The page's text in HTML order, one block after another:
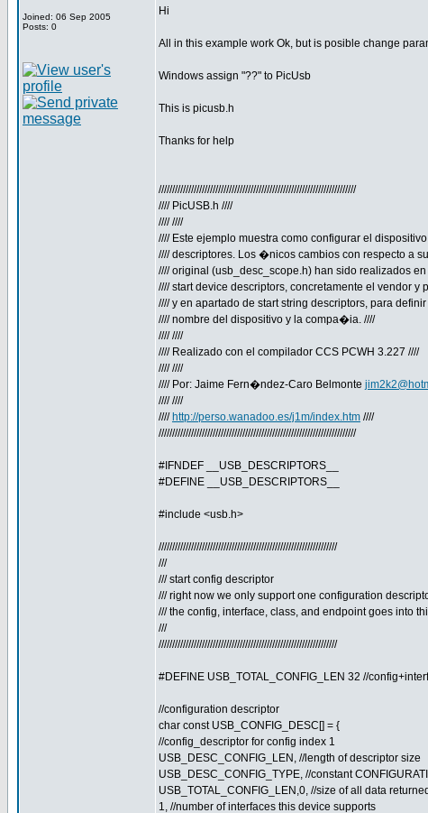
Joined: 06 Sep 2005
Posts: 0
Hi
All in this example work Ok, but is posible change
Windows assign "??" to PicUsb
This is picusb.h
Thanks for help
/////////////////////////////////////////////////////////////////////////
//// PicUSB.h ////
//// ////
//// Este ejemplo muestra como configurar el
//// descriptores. Los �nicos cambios con respecto a
//// original (usb_desc_scope.h) han sido realizados
//// start device descriptors, concretamente el vendor y
//// y en apartado de start string descriptors, para definir
//// nombre del dispositivo y la compa�ia. ////
//// ////
//// Realizado con el compilador CCS PCWH 3.227 ////
//// ////
//// Por: Jaime Fern�ndez-Caro Belmonte
//// ////
//// http://perso.wanadoo.es/j1m/index.htm ////
/////////////////////////////////////////////////////////////////////////
#IFNDEF __USB_DESCRIPTORS__
#DEFINE __USB_DESCRIPTORS__
#include <usb.h>
//////////////////////////////////////////////////////////////////
///
/// start config descriptor
/// right now we only support one configuration
/// the config, interface, class, and endpoint goes into
///
//////////////////////////////////////////////////////////////////
#DEFINE USB_TOTAL_CONFIG_LEN 32 //
//configuration descriptor
char const USB_CONFIG_DESC[] = {
//config_descriptor for config index 1
USB_DESC_CONFIG_LEN, //length of descriptor size
USB_DESC_CONFIG_TYPE, //constant
USB_TOTAL_CONFIG_LEN,0, //size of all data
1, //number of interfaces this device supports